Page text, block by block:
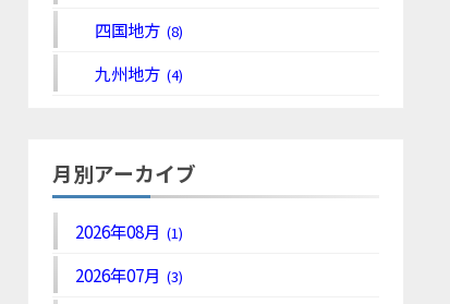
四国地方 (8)
九州地方 (4)
月別アーカイブ
2026年08月 (1)
2026年07月 (3)